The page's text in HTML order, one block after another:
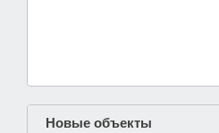
Новые объекты